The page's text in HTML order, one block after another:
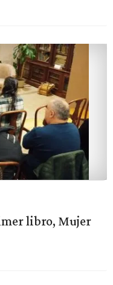
libro, Mujer